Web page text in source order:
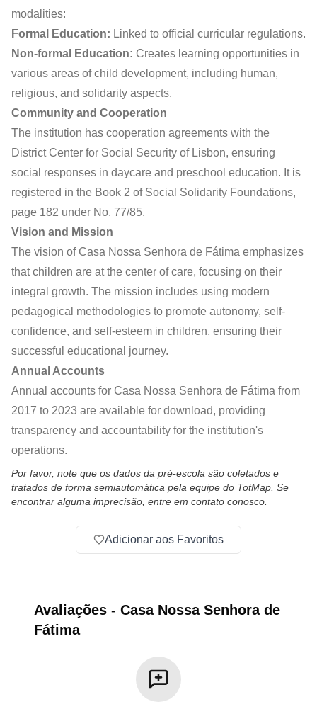
modalities:
Formal Education: Linked to official curricular regulations.
Non-formal Education: Creates learning opportunities in
various areas of child development, including human,
religious, and solidarity aspects.
Community and Cooperation
The institution has cooperation agreements with the
District Center for Social Security of Lisbon, ensuring
social responses in daycare and preschool education. It is
registered in the Book 2 of Social Solidarity Foundations,
page 182 under No. 77/85.
Vision and Mission
The vision of Casa Nossa Senhora de Fátima emphasizes
that children are at the center of care, focusing on their
integral growth. The mission includes using modern
pedagogical methodologies to promote autonomy, self-
confidence, and self-esteem in children, ensuring their
successful educational journey.
Annual Accounts
Annual accounts for Casa Nossa Senhora de Fátima from
2017 to 2023 are available for download, providing
transparency and accountability for the institution's
operations.
Por favor, note que os dados da pré-escola são coletados e
tratados de forma semiautomática pela equipe do TotMap. Se
encontrar alguma imprecisão, entre em contato conosco.
Adicionar aos Favoritos
Avaliações - Casa Nossa Senhora de
Fátima